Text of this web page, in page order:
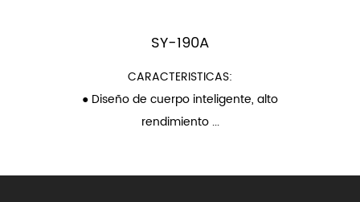
SY-190A
CARACTERISTICAS:
● Diseño de cuerpo inteligente, alto
rendimiento ...